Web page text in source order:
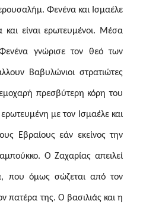
Φενένα και Ισμαέλε
και είναι ερωτευμένοι. Μέσα
γνώρισε τον θεό των
Βαβυλώνιοι στρατιώτες
πρεσβύτερη κόρη του
με τον Ισμαέλε και
Εβραίους εάν εκείνος την
Ο Ζαχαρίας απειλεί
που όμως σώζεται από τον
πατέρα της. Ο βασιλιάς και η